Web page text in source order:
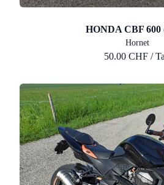
HONDA CBF 600
Hornet
50.00 CHF /